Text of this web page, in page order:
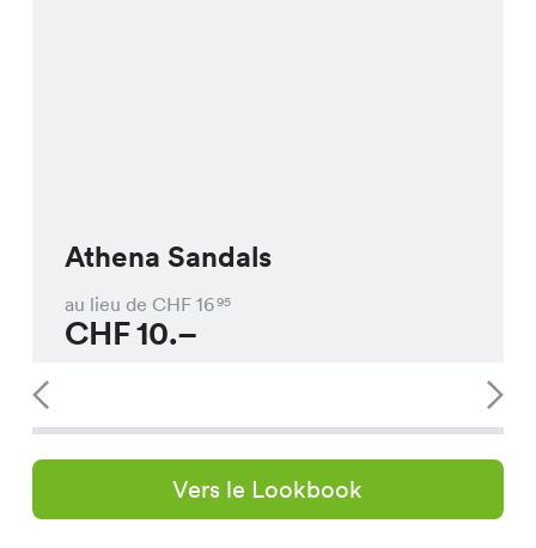
Athena Sandals
au lieu de CHF 1695
CHF10.–
Vers le Lookbook